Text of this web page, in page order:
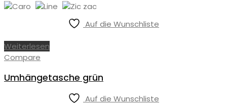
Auf die Wunschliste
Weiterlesen
Compare
Umhängetasche grün
Auf die Wunschliste